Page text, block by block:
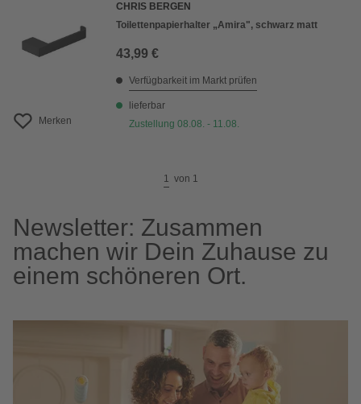
Merken
CHRIS BERGEN
Toilettenpapierhalter „Amira", schwarz matt
43,99 €
Verfügbarkeit im Markt prüfen
lieferbar
Zustellung 08.08. - 11.08.
1 von 1
Newsletter: Zusammen
machen wir Dein Zuhause zu
einem schöneren Ort.